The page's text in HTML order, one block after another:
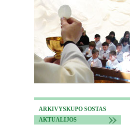
ARKIVYSKUPO SOSTAS
AKTUALIJOS